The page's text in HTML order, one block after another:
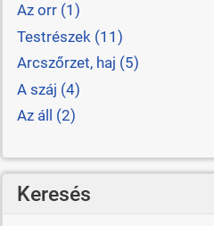
Az orr (1)
Testrészek (11)
Arcszőrzet, haj (5)
A száj (4)
Az áll (2)
Keresés